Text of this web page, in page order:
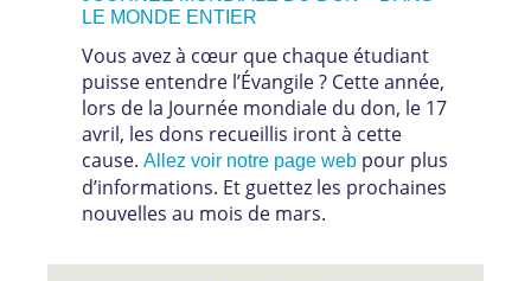
LE MONDE ENTIER
Vous avez à cœur que chaque étudiant
puisse entendre l’Évangile ? Cette année,
lors de la Journée mondiale du don, le 17
avril, les dons recueillis iront à cette
cause.Allez voir notre page web pour plus
d’informations. Et guettez les prochaines
nouvelles au mois de mars.